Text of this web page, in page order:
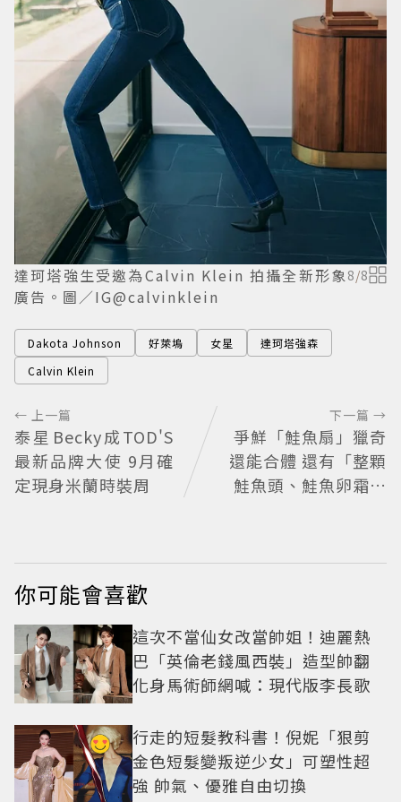
達珂塔強生受邀為Calvin Klein 拍攝全新形象
廣告。圖／IG@calvinklein
8/8
Dakota Johnson 好萊塢 女星
達珂塔強森
Calvin Klein
← 上一篇
泰星Becky成TOD'S
最新品牌大使 9月確
定現身米蘭時裝周
下一篇 →
爭鮮「鮭魚扇」獵奇
還能合體 還有「整顆
鮭魚頭、鮭魚卵霜淇
你可能會喜歡
這次不當仙女改當帥姐！迪麗熱
巴「英倫老錢風西裝」造型帥翻
化身馬術師網喊：現代版李長歌
行走的短髮教科書！倪妮「狠剪
金色短髮變叛逆少女」可塑性超
強 帥氣、優雅自由切換